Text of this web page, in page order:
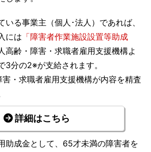
いる事業主（個人･法人）であれば、
には 「障害者作業施設設置等助成
高齢・障害・求職者雇用支援機構よ
3分の2※が支給されます。
・求職者雇用支援機構が内容を精査
詳細はこちら
助成金として、65才未満の障害者を